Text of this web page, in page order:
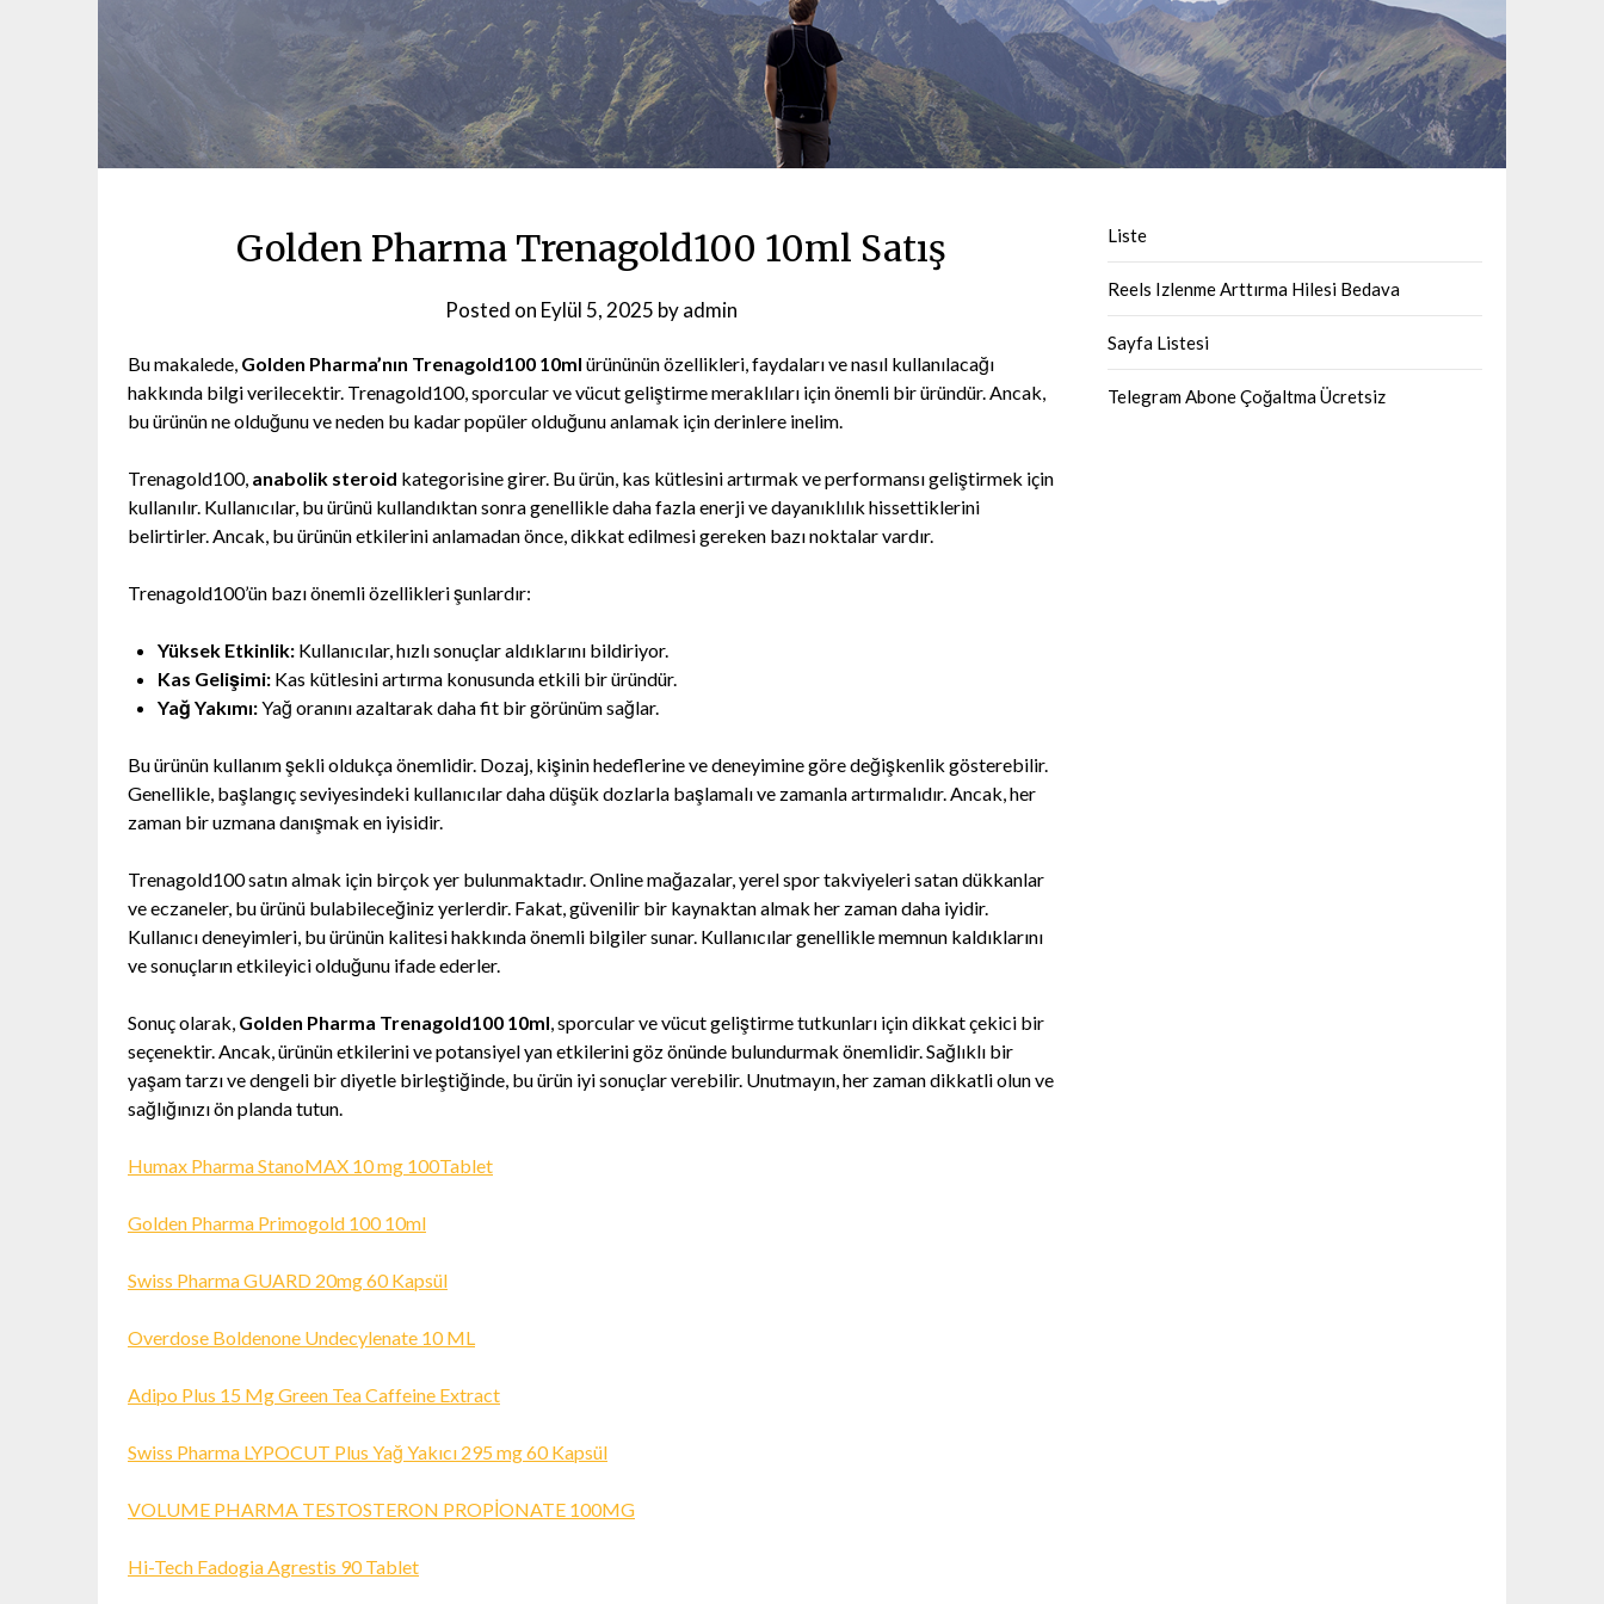
Golden Pharma Trenagold100 10ml Satış
Posted on Eylül 5, 2025 byadmin
Bu makalede, Golden Pharma’nın Trenagold100 10ml ürününün özellikleri, faydaları ve nasıl kullanılacağı
hakkında bilgi verilecektir. Trenagold100, sporcular ve vücut geliştirme meraklıları için önemli bir üründür. Ancak,
bu ürünün ne olduğunu ve neden bu kadar popüler olduğunu anlamak için derinlere inelim.
Trenagold100, anabolik steroid kategorisine girer. Bu ürün, kas kütlesini artırmak ve performansı geliştirmek için
kullanılır. Kullanıcılar, bu ürünü kullandıktan sonra genellikle daha fazla enerji ve dayanıklılık hissettiklerini
belirtirler. Ancak, bu ürünün etkilerini anlamadan önce, dikkat edilmesi gereken bazı noktalar vardır.
Trenagold100’ün bazı önemli özellikleri şunlardır:
Yüksek Etkinlik: Kullanıcılar, hızlı sonuçlar aldıklarını bildiriyor.
Kas Gelişimi: Kas kütlesini artırma konusunda etkili bir üründür.
Yağ Yakımı:Yağ oranını azaltarak daha fit bir görünüm sağlar.
Bu ürünün kullanım şekli oldukça önemlidir. Dozaj, kişinin hedeflerine ve deneyimine göre değişkenlik gösterebilir.
Genellikle, başlangıç seviyesindeki kullanıcılar daha düşük dozlarla başlamalı ve zamanla artırmalıdır. Ancak, her
zaman bir uzmana danışmak en iyisidir.
Trenagold100 satın almak için birçok yer bulunmaktadır. Online mağazalar, yerel spor takviyeleri satan dükkanlar
ve eczaneler, bu ürünü bulabileceğiniz yerlerdir. Fakat, güvenilir bir kaynaktan almak her zaman daha iyidir.
Kullanıcı deneyimleri, bu ürünün kalitesi hakkında önemli bilgiler sunar. Kullanıcılar genellikle memnun kaldıklarını
ve sonuçların etkileyici olduğunu ifade ederler.
Sonuç olarak, Golden Pharma Trenagold100 10ml, sporcular ve vücut geliştirme tutkunları için dikkat çekici bir
seçenektir. Ancak, ürünün etkilerini ve potansiyel yan etkilerini göz önünde bulundurmak önemlidir. Sağlıklı bir
yaşam tarzı ve dengeli bir diyetle birleştiğinde, bu ürün iyi sonuçlar verebilir. Unutmayın, her zaman dikkatli olun ve
sağlığınızı ön planda tutun.
Humax Pharma StanoMAX 10 mg 100Tablet
Golden Pharma Primogold 100 10ml
Swiss Pharma GUARD 20mg 60 Kapsül
Overdose Boldenone Undecylenate 10 ML
Adipo Plus 15 Mg Green Tea Caffeine Extract
Swiss Pharma LYPOCUT Plus Yağ Yakıcı 295 mg 60 Kapsül
VOLUME PHARMA TESTOSTERON PROPİONATE 100MG
Hi-Tech Fadogia Agrestis 90 Tablet
Liste
Reels Izlenme Arttırma Hilesi Bedava
Sayfa Listesi
Telegram Abone Çoğaltma Ücretsiz